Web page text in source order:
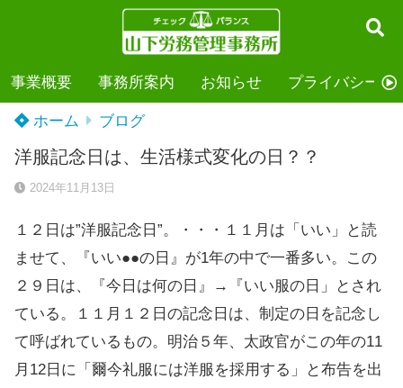
事業概要 事務所案内 お知らせ プライバシーポ
ホーム ブログ
洋服記念日は、生活様式変化の日？？
2024年11月13日
１２日は”洋服記念日”。・・・１１月は「いい」と読
ませて、『いい●●の日』が1年の中で一番多い。この
２９日は、『今日は何の日』→『いい服の日」とされ
ている。１１月１２日の記念日は、制定の日を記念し
て呼ばれているもの。明治５年、太政官がこの年の11
月12日に「爾今礼服には洋服を採用する」と布告を出